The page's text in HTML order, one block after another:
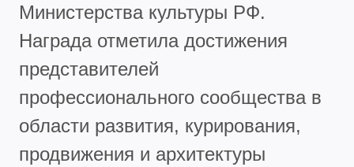
Министерства культуры РФ.
Награда отметила достижения
представителей
профессионального сообщества в
области развития, курирования,
продвижения и архитектуры